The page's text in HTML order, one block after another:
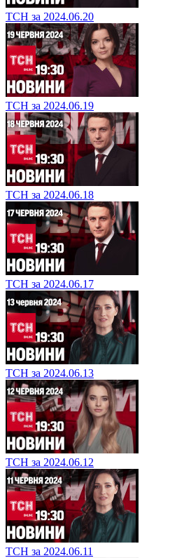
ТСН за 2024.06.20
ТСН за 2024.06.19
ТСН за 2024.06.18
ТСН за 2024.06.17
ТСН за 2024.06.13
ТСН за 2024.06.12
ТСН за 2024.06.11